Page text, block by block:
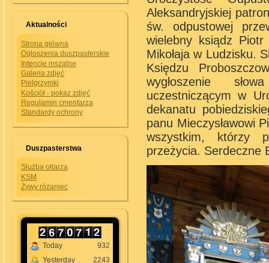
Aktualności
Strona główna
Ogłoszenia duszpasterskie
Intencje mszalne
Galeria zdjęć
Pielgrzymki
Kościół - pokaz zdjęć
Regulamin cmentarza
Standardy ochrony
Duszpasterstwa
Służba ołtarza
KSM
Żywy różaniec
Today
Yesterday
932
2243
Aleksandryjskiej
św. odpustowej
wielebny ksiądz
Mikołaja w Ludzisku.
Księdzu
wygłoszenie
uczestniczącym w
dekanatu
panu Mieczysławowi
wszystkim, którzy
przeżycia. Serdeczne